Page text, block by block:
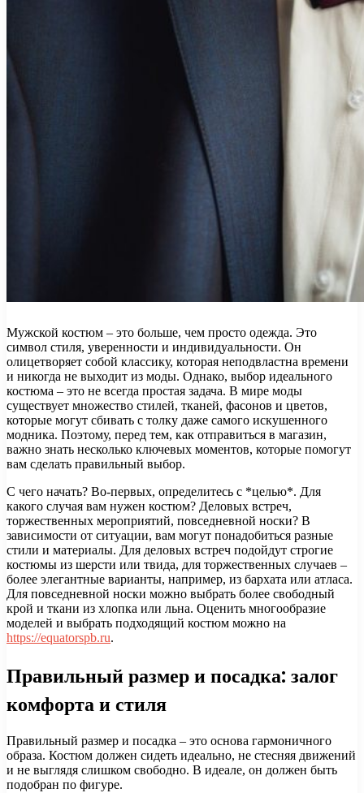
Мужской костюм – это больше, чем просто одежда. Это
символ стиля, уверенности и индивидуальности. Он
олицетворяет собой классику, которая неподвластна времени
и никогда не выходит из моды. Однако, выбор идеального
костюма – это не всегда простая задача. В мире моды
существует множество стилей, тканей, фасонов и цветов,
которые могут сбивать с толку даже самого искушенного
модника. Поэтому, перед тем, как отправиться в магазин,
важно знать несколько ключевых моментов, которые помогут
вам сделать правильный выбор.
С чего начать? Во-первых, определитесь с *целью*. Для
какого случая вам нужен костюм? Деловых встреч,
торжественных мероприятий, повседневной носки? В
зависимости от ситуации, вам могут понадобиться разные
стили и материалы. Для деловых встреч подойдут строгие
костюмы из шерсти или твида, для торжественных случаев –
более элегантные варианты, например, из бархата или атласа.
Для повседневной носки можно выбрать более свободный
крой и ткани из хлопка или льна. Оценить многообразие
моделей и выбрать подходящий костюм можно на
https://equatorspb.ru.
Правильный размер и посадка: залог
комфорта и стиля
Правильный размер и посадка – это основа гармоничного
образа. Костюм должен сидеть идеально, не стесняя движений
и не выглядя слишком свободно. В идеале, он должен быть
подобран по фигуре.